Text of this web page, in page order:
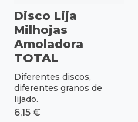
Disco Lija
Milhojas
Amoladora
TOTAL
Diferentes discos,
diferentes granos de
lijado.
6,15 €